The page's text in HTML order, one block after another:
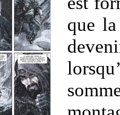
que